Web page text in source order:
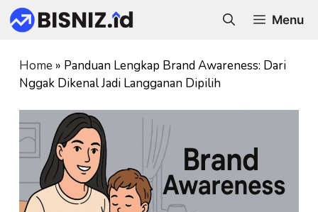
Skip
to
Menu
Home » Panduan Lengkap Brand Awareness: Dari
Nggak Dikenal Jadi Langganan Dipilih